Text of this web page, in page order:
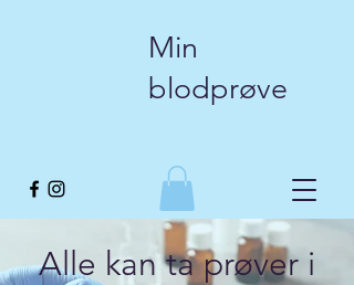
Min
blodprøve
Alle kan ta prøver i